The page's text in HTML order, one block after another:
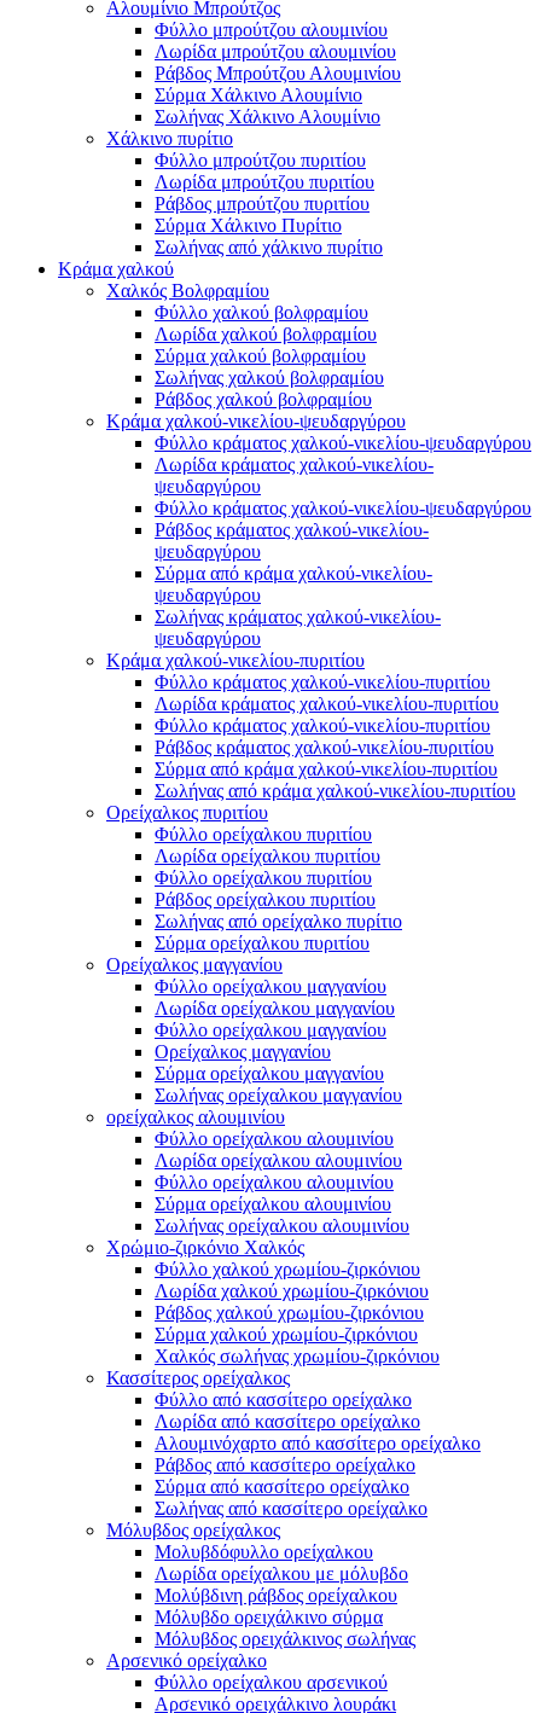
Αλουμίνιο Μπρούτζος
Φύλλο μπρούτζου αλουμινίου
Λωρίδα μπρούτζου αλουμινίου
Ράβδος Μπρούτζου Αλουμινίου
Σύρμα Χάλκινο Αλουμίνιο
Σωλήνας Χάλκινο Αλουμίνιο
Χάλκινο πυρίτιο
Φύλλο μπρούτζου πυριτίου
Λωρίδα μπρούτζου πυριτίου
Ράβδος μπρούτζου πυριτίου
Σύρμα Χάλκινο Πυρίτιο
Σωλήνας από χάλκινο πυρίτιο
Κράμα χαλκού
Χαλκός Βολφραμίου
Φύλλο χαλκού βολφραμίου
Λωρίδα χαλκού βολφραμίου
Σύρμα χαλκού βολφραμίου
Σωλήνας χαλκού βολφραμίου
Ράβδος χαλκού βολφραμίου
Κράμα χαλκού-νικελίου-ψευδαργύρου
Φύλλο κράματος χαλκού-νικελίου-ψευδαργύρου
Λωρίδα κράματος χαλκού-νικελίου-
ψευδαργύρου
Φύλλο κράματος χαλκού-νικελίου-ψευδαργύρου
Ράβδος κράματος χαλκού-νικελίου-
ψευδαργύρου
Σύρμα από κράμα χαλκού-νικελίου-
ψευδαργύρου
Σωλήνας κράματος χαλκού-νικελίου-
ψευδαργύρου
Κράμα χαλκού-νικελίου-πυριτίου
Φύλλο κράματος χαλκού-νικελίου-πυριτίου
Λωρίδα κράματος χαλκού-νικελίου-πυριτίου
Φύλλο κράματος χαλκού-νικελίου-πυριτίου
Ράβδος κράματος χαλκού-νικελίου-πυριτίου
Σύρμα από κράμα χαλκού-νικελίου-πυριτίου
Σωλήνας από κράμα χαλκού-νικελίου-πυριτίου
Ορείχαλκος πυριτίου
Φύλλο ορείχαλκου πυριτίου
Λωρίδα ορείχαλκου πυριτίου
Φύλλο ορείχαλκου πυριτίου
Ράβδος ορείχαλκου πυριτίου
Σωλήνας από ορείχαλκο πυρίτιο
Σύρμα ορείχαλκου πυριτίου
Ορείχαλκος μαγγανίου
Φύλλο ορείχαλκου μαγγανίου
Λωρίδα ορείχαλκου μαγγανίου
Φύλλο ορείχαλκου μαγγανίου
Ορείχαλκος μαγγανίου
Σύρμα ορείχαλκου μαγγανίου
Σωλήνας ορείχαλκου μαγγανίου
ορείχαλκος αλουμινίου
Φύλλο ορείχαλκου αλουμινίου
Λωρίδα ορείχαλκου αλουμινίου
Φύλλο ορείχαλκου αλουμινίου
Σύρμα ορείχαλκου αλουμινίου
Σωλήνας ορείχαλκου αλουμινίου
Χρώμιο-ζιρκόνιο Χαλκός
Φύλλο χαλκού χρωμίου-ζιρκόνιου
Λωρίδα χαλκού χρωμίου-ζιρκόνιου
Ράβδος χαλκού χρωμίου-ζιρκόνιου
Σύρμα χαλκού χρωμίου-ζιρκόνιου
Χαλκός σωλήνας χρωμίου-ζιρκόνιου
Κασσίτερος ορείχαλκος
Φύλλο από κασσίτερο ορείχαλκο
Λωρίδα από κασσίτερο ορείχαλκο
Αλουμινόχαρτο από κασσίτερο ορείχαλκο
Ράβδος από κασσίτερο ορείχαλκο
Σύρμα από κασσίτερο ορείχαλκο
Σωλήνας από κασσίτερο ορείχαλκο
Μόλυβδος ορείχαλκος
Μολυβδόφυλλο ορείχαλκου
Λωρίδα ορείχαλκου με μόλυβδο
Μολύβδινη ράβδος ορείχαλκου
Μόλυβδο ορειχάλκινο σύρμα
Μόλυβδος ορειχάλκινος σωλήνας
Αρσενικό ορείχαλκο
Φύλλο ορείχαλκου αρσενικού
Αρσενικό ορειχάλκινο λουράκι